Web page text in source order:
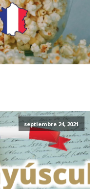
septiembre 24, 2021